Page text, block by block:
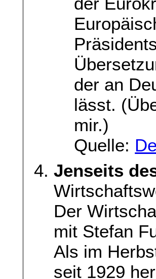
der an
lässt.
mir.)
Quelle:
Jenseits
Der
mit Stefan
Als im
seit 1929